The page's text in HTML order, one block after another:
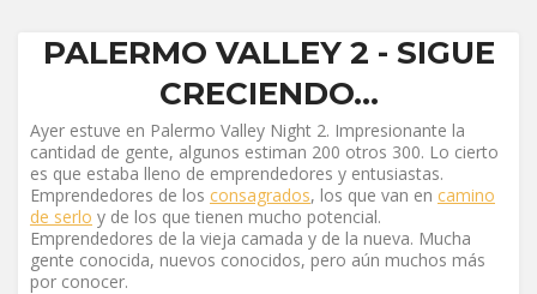
PALERMO VALLEY 2 - SIGUE
CRECIENDO...
Ayer estuve en Palermo Valley Night 2. Impresionante la
cantidad de gente, algunos estiman 200 otros 300. Lo cierto
es que estaba lleno de emprendedores y entusiastas.
Emprendedores de los consagrados, los que van en camino
de serlo y de los que tienen mucho potencial.
Emprendedores de la vieja camada y de la nueva. Mucha
gente conocida, nuevos conocidos, pero aún muchos más
por conocer.